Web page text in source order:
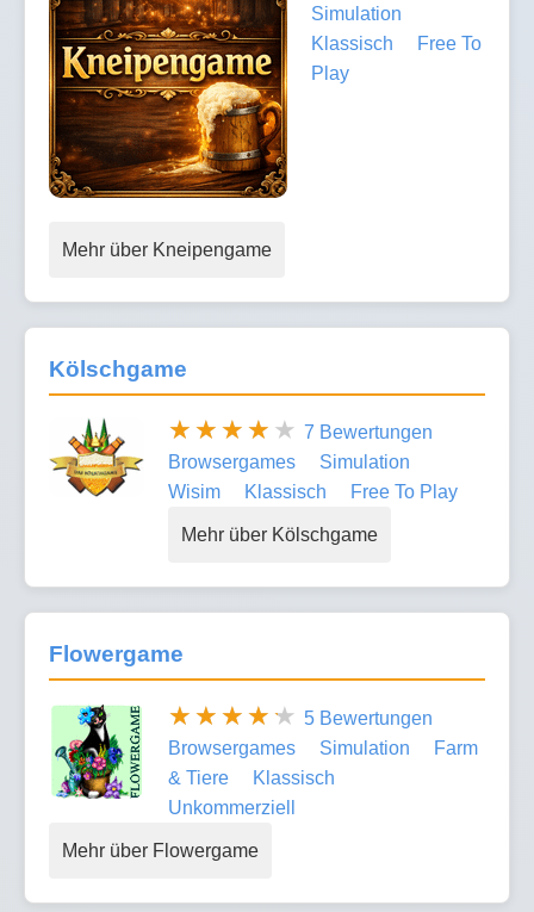
Simulation
Klassisch
Free To
Play
Mehr über Kneipengame
Kölschgame
7 Bewertungen
Browsergames
Simulation
Wisim
Klassisch Free To Play
Mehr über Kölschgame
Flowergame
5 Bewertungen
Browsergames
Simulation
Farm
& Tiere
Klassisch
Unkommerziell
Mehr über Flowergame